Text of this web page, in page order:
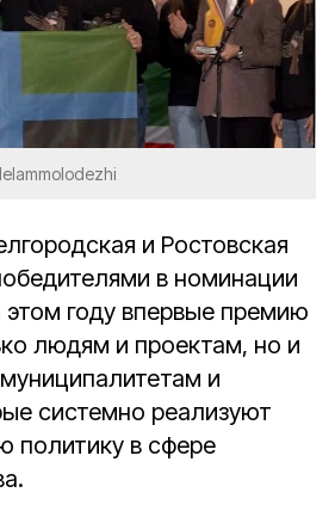
и Ростовская
в номинации
году впервые премию
людям и проектам, но и
и
системно реализуют
политику в сфере